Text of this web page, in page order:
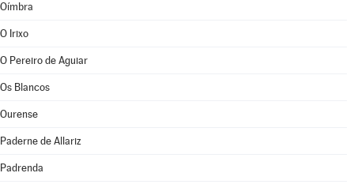
Oímbra
O Irixo
O Pereiro de Aguiar
Os Blancos
Ourense
Paderne de Allariz
Padrenda